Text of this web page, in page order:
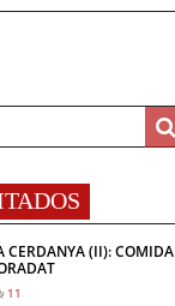
CERDANYA (II): COMIDA
11